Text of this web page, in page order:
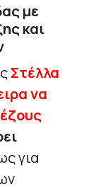
με
και
Στέλλα
να
για